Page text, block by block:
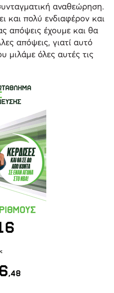
αναθεώρηση.
και πολύ ενδιαφέρον και
απόψεις έχουμε και θα
απόψεις, γιατί αυτό
μιλάμε όλες αυτές τις